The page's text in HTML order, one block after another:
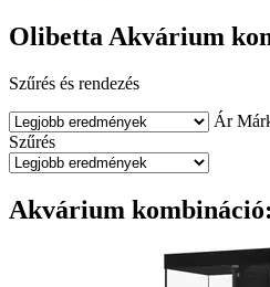
Olibetta Akvárium
Szűrés és rendezés
Ár
Szűrés
Akvárium